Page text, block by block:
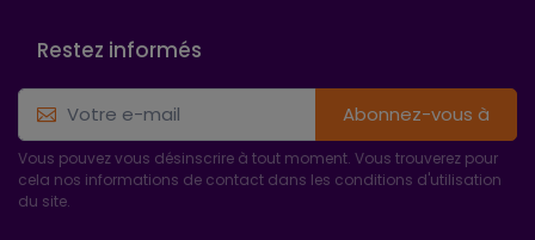
Restez informés
Abonnez-vous à
Vous pouvez vous désinscrire à tout moment. Vous trouverez pour
cela nos informations de contact dans les conditions d'utilisation
du site.